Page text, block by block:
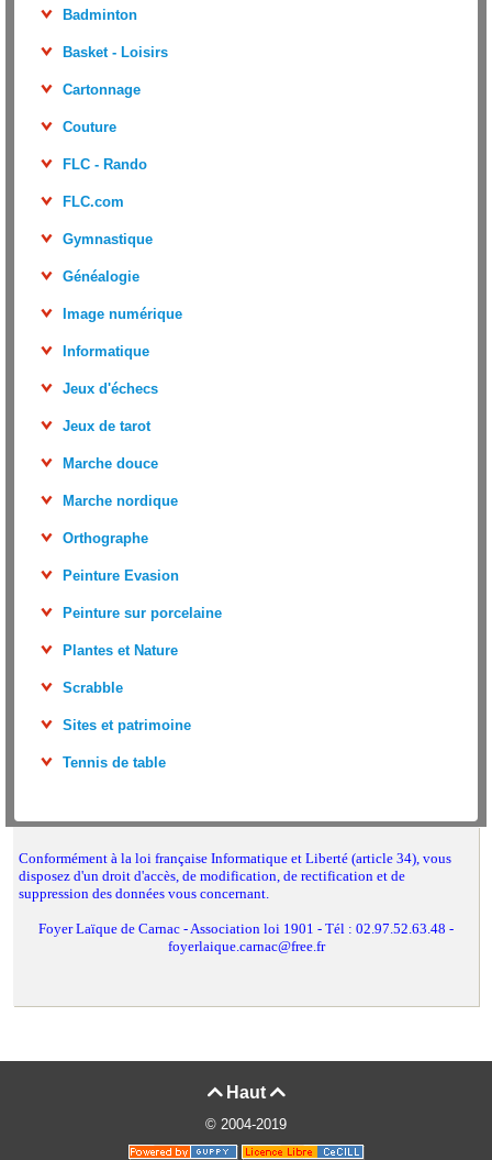
Badminton
Basket - Loisirs
Cartonnage
Couture
FLC - Rando
FLC.com
Gymnastique
Généalogie
Image numérique
Informatique
Jeux d'échecs
Jeux de tarot
Marche douce
Marche nordique
Orthographe
Peinture Evasion
Peinture sur porcelaine
Plantes et Nature
Scrabble
Sites et patrimoine
Tennis de table
Conformément à la loi française Informatique et Liberté (article 34), vous
disposez d'un droit d'accès, de modification, de rectification et de
suppression des données vous concernant.
Foyer Laïque de Carnac - Association loi 1901 - Tél : 02.97.52.63.48 -
foyerlaique.carnac@free.fr
Haut 
© 2004-2019